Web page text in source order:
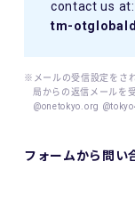
フォームから問い
contact us at:
tm-
※メールの受信設定をさ
局からの返信メールを
@onetokyo.org